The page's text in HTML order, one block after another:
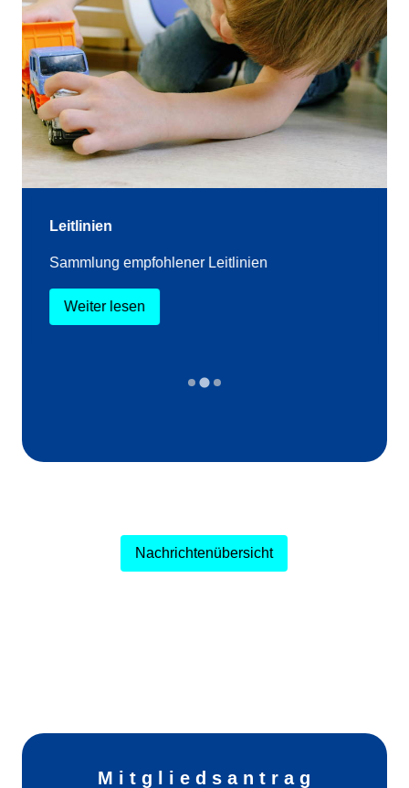
Leitlinien
Sammlung empfohlener Leitlinien
Weiter lesen
Nachrichtenübersicht
M i t g l i e d s a n t r a g